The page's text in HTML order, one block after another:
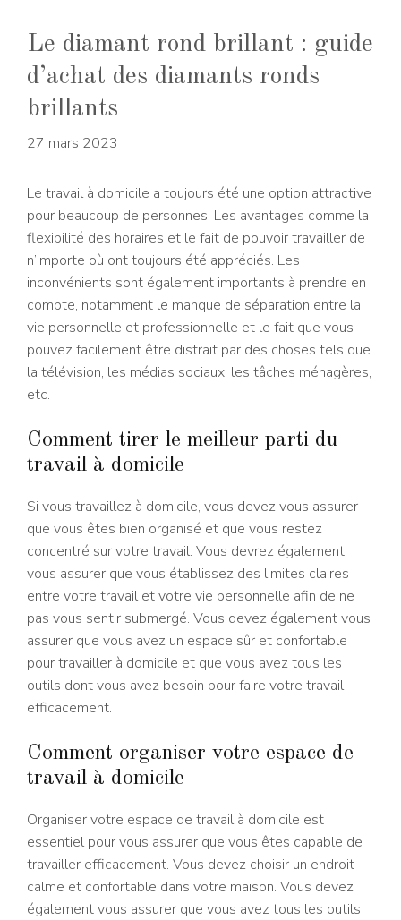
Le diamant rond brillant : guide
d’achat des diamants ronds
brillants
27 mars 2023
Le travail à domicile a toujours été une option attractive
pour beaucoup de personnes. Les avantages comme la
flexibilité des horaires et le fait de pouvoir travailler de
n’importe où ont toujours été appréciés. Les
inconvénients sont également importants à prendre en
compte, notamment le manque de séparation entre la
vie personnelle et professionnelle et le fait que vous
pouvez facilement être distrait par des choses tels que
la télévision, les médias sociaux, les tâches ménagères,
etc.
Comment tirer le meilleur parti du
travail à domicile
Si vous travaillez à domicile, vous devez vous assurer
que vous êtes bien organisé et que vous restez
concentré sur votre travail. Vous devrez également
vous assurer que vous établissez des limites claires
entre votre travail et votre vie personnelle afin de ne
pas vous sentir submergé. Vous devez également vous
assurer que vous avez un espace sûr et confortable
pour travailler à domicile et que vous avez tous les
outils dont vous avez besoin pour faire votre travail
efficacement.
Comment organiser votre espace de
travail à domicile
Organiser votre espace de travail à domicile est
essentiel pour vous assurer que vous êtes capable de
travailler efficacement. Vous devez choisir un endroit
calme et confortable dans votre maison. Vous devez
également vous assurer que vous avez tous les outils